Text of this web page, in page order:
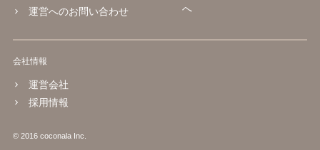
運営へのお問い合わせ
へ
会社情報
運営会社
採用情報
© 2016 coconala Inc.